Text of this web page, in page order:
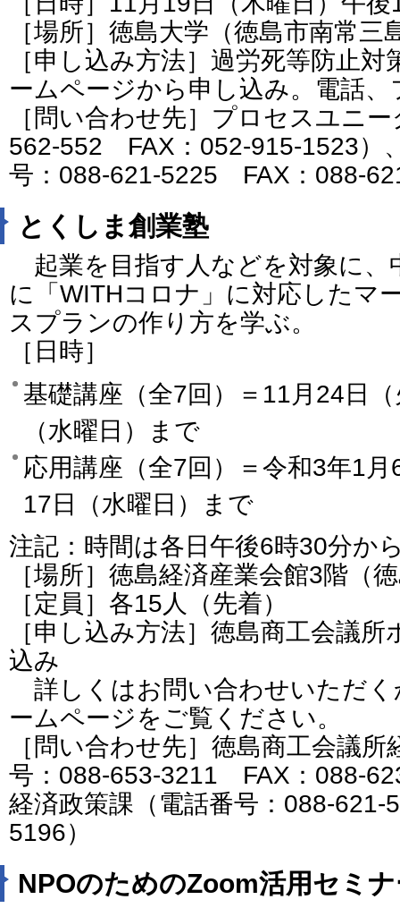
［場所］徳島大学（徳島市南常三
［申し込み方法］過労死等防止
ームページから申し込み。電話
［問い合わせ先］プロセスユニ
562-552 FAX：052-915-1523）
号：088-621-5225 FAX：088-
とくしま創業塾
起業を目指す人などを対象に、
に「WITHコロナ」に対応したマ
スプランの作り方を学ぶ。
［日時］
基礎講座（全7回）＝11月24日
（水曜日）まで
応用講座（全7回）＝令和3年1
17日（水曜日）まで
注記：時間は各日午後6時30分か
［場所］徳島経済産業会館3階（
［定員］各15人（先着）
［申し込み方法］徳島商工会議
込み
詳しくはお問い合わせいただく
ームページをご覧ください。
［問い合わせ先］徳島商工会議
号：088-653-3211 FAX：088-
経済政策課（電話番号：088-
5196）
NPOのためのZoom活用セミ